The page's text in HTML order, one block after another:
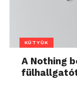
KÜTYÜK
A Nothing